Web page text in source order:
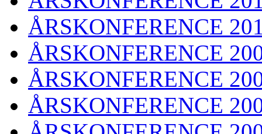
ÅRSKONFERENCE
ÅRSKONFERENCE
ÅRSKONFERENCE
ÅRSKONFERENCE